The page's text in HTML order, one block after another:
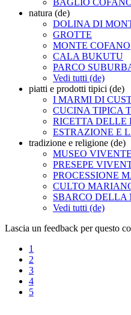
natura (de)
DOLINA DI
GROTTE
MONTE COFANO
CALA BUKUTU
PARCO
Vedi tutti (de)
piatti e prodotti tipici (de)
I MARMI DI
CUCINA TIPICA
RICETTA DELLE
ESTRAZIONE E
tradizione e religione (de)
MUSEO VIVENTE
PRESEPE
PROCESSIONE
CULTO
SBARCO DELLA
Vedi tutti (de)
Lascia un feedback per questo
1
2
3
4
5